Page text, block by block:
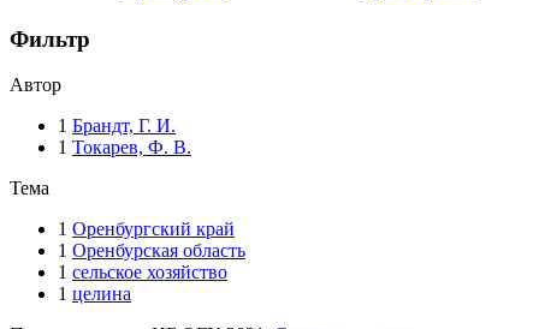
Фильтр
Автор
1 Брандт, Г. И.
1 Токарев, Ф. В.
Тема
1 Оренбургский край
1 Оренбурская область
1 сельское хозяйство
1 целина